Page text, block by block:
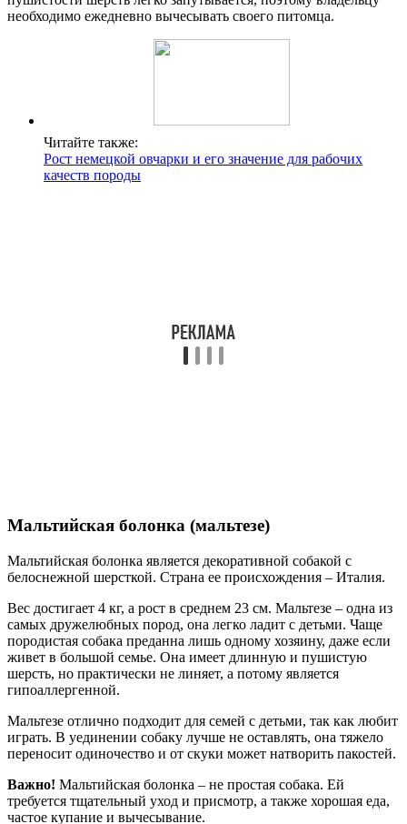
необходимо ежедневно вычесывать своего питомца.
Читайте также:
Рост немецкой овчарки и его значение для рабочих
качеств породы
Мальтийская болонка (мальтезе)
Мальтийская болонка является декоративной собакой с
белоснежной шерсткой. Страна ее происхождения – Италия.
Вес достигает 4 кг, а рост в среднем 23 см. Мальтезе – одна из
самых дружелюбных пород, она легко ладит с детьми. Чаще
породистая собака преданна лишь одному хозяину, даже если
живет в большой семье. Она имеет длинную и пушистую
шерсть, но практически не линяет, а потому является
гипоаллергенной.
Мальтезе отлично подходит для семей с детьми, так как любит
играть. В уединении собаку лучше не оставлять, она тяжело
переносит одиночество и от скуки может натворить пакостей.
Важно! Мальтийская болонка – не простая собака. Ей
требуется тщательный уход и присмотр, а также хорошая еда,
частое купание и вычесывание.